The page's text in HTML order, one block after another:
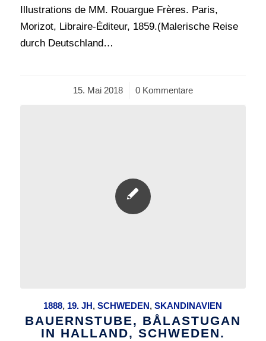
Illustrations de MM. Rouargue Frères. Paris,
Morizot, Libraire-Éditeur, 1859.(Malerische Reise
durch Deutschland…
15. Mai 2018
/ 0 Kommentare
1888, 19. JH,SCHWEDEN,SKANDINAVIEN
BAUERNSTUBE, BÅLASTUGAN
IN HALLAND, SCHWEDEN.